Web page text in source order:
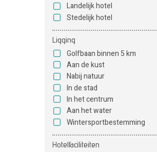
Landelijk hotel
Stedelijk hotel
Ligging
Golfbaan binnen 5 km
Aan de kust
Nabij natuur
In de stad
In het centrum
Aan het water
Wintersportbestemming
Hotelfaciliteiten